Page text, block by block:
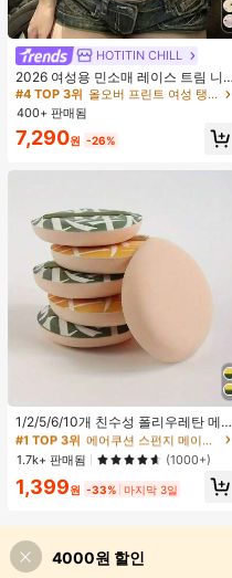
HOTITIN CHILL
2026 여성용 민소매 레이스 트림 니
트 캐미솔 탑, 블랙 & 화이트 폴카 도
트 피팅 브이넥 탑 캐주얼 휴가 여름
옐로우
#4 TOP 3위
올오버 프린트 여성 탱크 탑 & 카미스
400+ 판매됨
7,290원 -26%
1/2/5/6/10개 친수성 폴리우레탄 메이
크업 스펀지 세트, 부드러운 파우더 퍼
프, 얼굴, 파운데이션 및 컨실러 블렌
딩 도구에 적합, 다기능 건식/습식 사
용, 유니섹스, 메이크업, 저렴한, 방 장
식, 화장대, 여행, 침실, 메이크업 액세
퍼프, 메이크업 스펀지, 저렴한, 스타
킹 스터퍼, 메이크업, 메이크업 도구,
저렴한 물건, 선물, 여성용 선물, 크리
높은 재방문 고객
#1 TOP 3위
에어쿠션 스펀지 메이크업 퍼프 & 스폰지
높은 재방문 고객
#1 TOP 3위
에어쿠션 스펀지 메이크업 퍼프 & 스폰지
높은 재방문 고객
#1 TOP 3위
에어쿠션 스펀지 메이크업 퍼프 & 스폰지
높은 재방문 고객
1.7k+ 판매됨 (1000+)
1,399원 -33% 마지막 3일
4000원 할인